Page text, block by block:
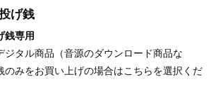
げ銭
銭専用
ジタル商品（音源のダウンロード商品な
のみをお買い上げの場合はこちらを選択くだ